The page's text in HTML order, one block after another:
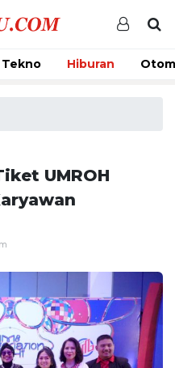
Tekno Hiburan
UMROH